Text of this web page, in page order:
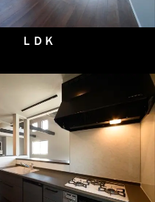
ＬＤＫ